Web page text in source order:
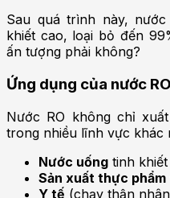
Sau quá trình này,
khiết cao, loại bỏ đến
ấn tượng phải không?
Ứng dụng của nước RO
Nước RO không chỉ
trong nhiều lĩnh vực khác
Nước uống tinh
Sản xuất thực phẩm
Y tế (chạy thận